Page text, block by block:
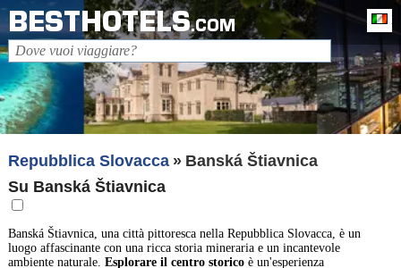
BESTHOTELS.COM
Repubblica Slovacca
Banská Štiavnica
Su Banská Štiavnica
Banská Štiavnica, una città pittoresca nella Repubblica Slovacca, è un
luogo affascinante con una ricca storia mineraria e un incantevole
ambiente naturale. Esplorare il centro storicoè un'esperienza